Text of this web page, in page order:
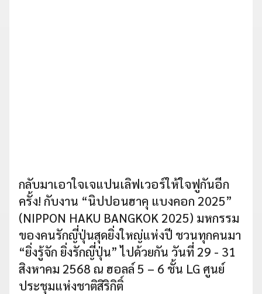
กลับมาเอาใจเจแปนเลิฟเวอร์ให้ใจฟูกันอีก
ครั้ง! กับงาน “นิปปอนฮาคุ แบงคอก 2025”
(NIPPON HAKU BANGKOK 2025) มหกรรม
ของคนรักญี่ปุ่นสุดยิ่งใหญ่แห่งปี ชวนทุกคนมา
“ยิ่งรู้จัก ยิ่งรักญี่ปุ่น” ไปด้วยกัน วันที่ 29 - 31
สิงหาคม 2568 ณ ฮอลล์ 5 – 6 ชั้น LG ศูนย์
ประชุมแห่งชาติสิริกิติ์